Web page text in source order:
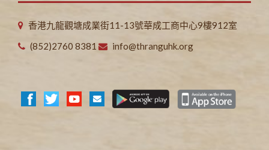
香港九龍觀塘成業街11-13號華成工商中心9樓912室
(852)2760 8381
info@thranguhk.org